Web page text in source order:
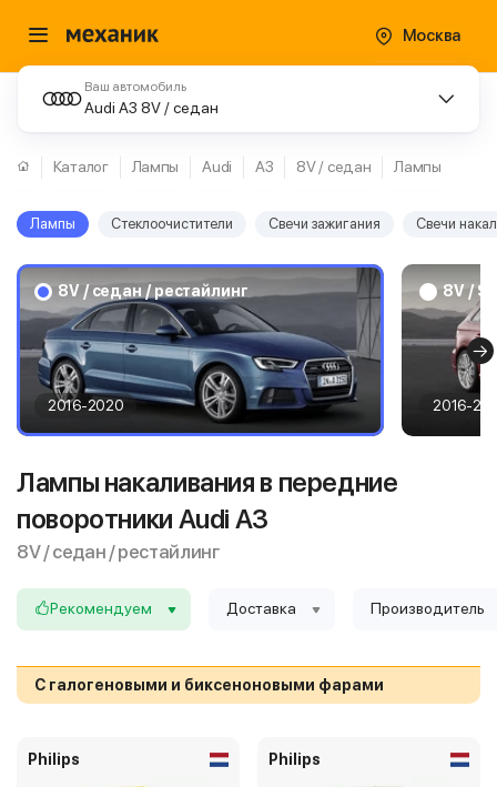
Москва
Ваш автомобиль
Audi A3 8V / седан
Каталог Лампы Audi A3 8V / седан Лампы
Лампы Стеклоочистители Свечи зажигания Свечи
8V / седан / рестайлинг
2016-2020
8V /
2016-
Лампы накаливания в передние
поворотники Audi A3
8V / седан / рестайлинг
Рекомендуем Доставка Производитель
С галогеновыми и биксеноновыми фарами
Philips Philips